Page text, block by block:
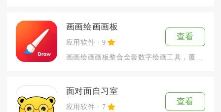
画画绘画画板
应用软件 9
查看
面对面自习室
应用软件 7
查看